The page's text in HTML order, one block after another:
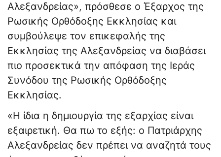
Αλεξανδρείας», πρόσθεσε ο Έξαρχος της
Ρωσικής Ορθόδοξης Εκκλησίας και
συμβούλεψε τον επικεφαλής της
Εκκλησίας της Αλεξανδρείας να διαβάσει
πιο προσεκτικά την απόφαση της Ιεράς
Συνόδου της Ρωσικής Ορθόδοξης
Εκκλησίας.
«Η ίδια η δημιουργία της εξαρχίας είναι
εξαιρετική. Θα πω το εξής: ο Πατριάρχης
Αλεξανδρείας δεν πρέπει να αναζητά τους